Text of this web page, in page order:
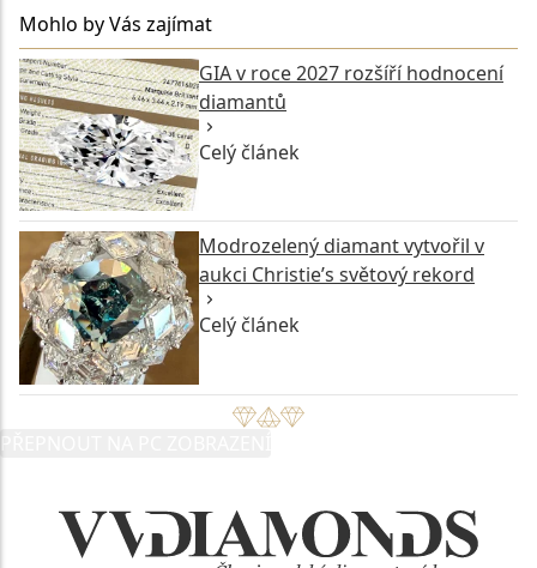
Mohlo by Vás zajímat
GIA v roce 2027 rozšíří hodnocení
diamantů
Celý článek
Modrozelený diamant vytvořil v
aukci Christie’s světový rekord
Celý článek